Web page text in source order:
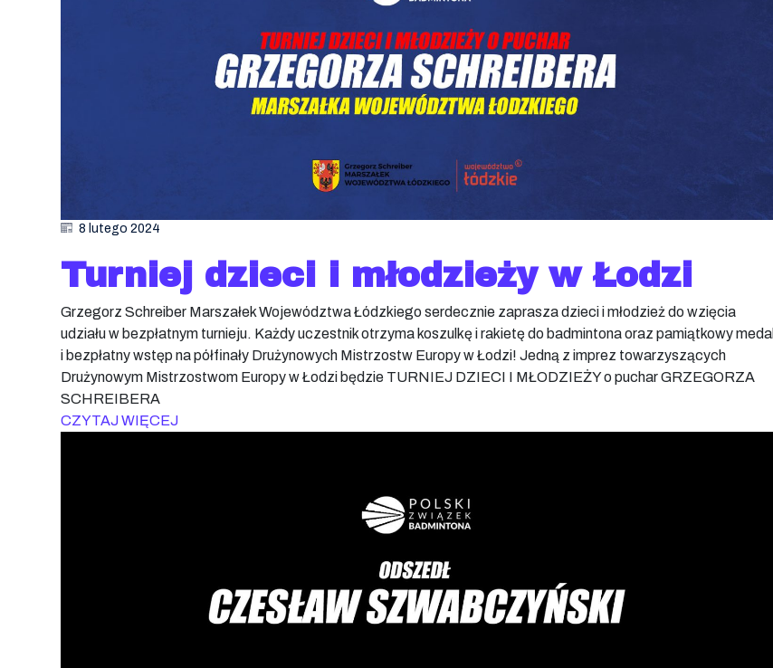
8 lutego 2024
Turniej dzieci i młodzieży w Łodzi
Grzegorz Schreiber Marszałek Województwa Łódzkiego serdecznie zaprasza dzieci i młodzież do wzięcia
udziału w bezpłatnym turnieju. Każdy uczestnik otrzyma koszulkę i rakietę do badmintona oraz pamiątkowy medal
i bezpłatny wstęp na półfinały Drużynowych Mistrzostw Europy w Łodzi! Jedną z imprez towarzyszących
Drużynowym Mistrzostwom Europy w Łodzi będzie TURNIEJ DZIECI I MŁODZIEŻY o puchar GRZEGORZA
SCHREIBERA
CZYTAJ WIĘCEJ